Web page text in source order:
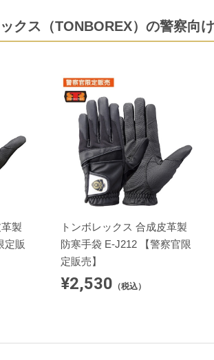
ックス（TONBOREX）の警察向
製
定販
トンボレックス 合成皮革製
防寒手袋 E-J212 【警察官限
定販売】
¥2,530 （税込）